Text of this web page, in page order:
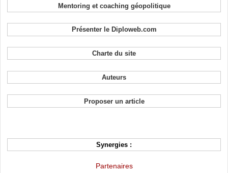
Mentoring et coaching géopolitique
Présenter le Diploweb.com
Charte du site
Auteurs
Proposer un article
Synergies :
Partenaires